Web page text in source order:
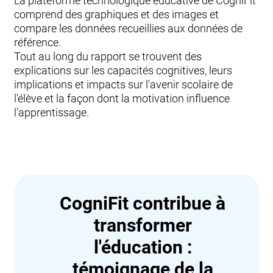
comprend des graphiques et des images et
compare les données recueillies aux données de
référence.
Tout au long du rapport se trouvent des
explications sur les capacités cognitives, leurs
implications et impacts sur l'avenir scolaire de
l'élève et la façon dont la motivation influence
l'apprentissage.
CogniFit contribue à
transformer
l'éducation :